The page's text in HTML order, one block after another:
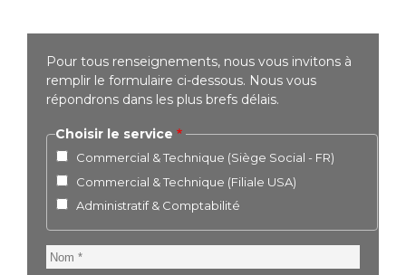
Pour tous renseignements, nous vous invitons à
remplir le formulaire ci-dessous. Nous vous
répondrons dans les plus brefs délais.
Choisir le service
Commercial & Technique (Siège Social - FR)
Commercial & Technique (Filiale USA)
Administratif & Comptabilité
Nom